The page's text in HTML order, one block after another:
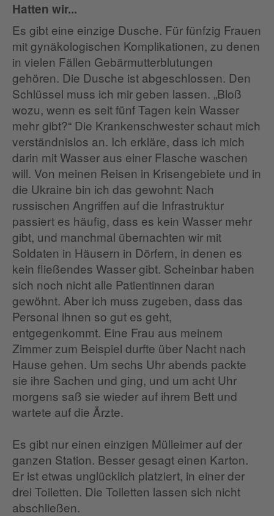
Hatten wir...
Es gibt eine einzige Dusche. Für fünfzig Frauen
mit gynäkologischen Komplikationen, zu denen
in vielen Fällen Gebärmutterblutungen
gehören. Die Dusche ist abgeschlossen. Den
Schlüssel muss ich mir geben lassen. „Bloß
wozu, wenn es seit fünf Tagen kein Wasser
mehr gibt?“ Die Krankenschwester schaut mich
verständnislos an. Ich erkläre, dass ich mich
darin mit Wasser aus einer Flasche waschen
will. Von meinen Reisen in Krisengebiete und in
die Ukraine bin ich das gewohnt: Nach
russischen Angriffen auf die Infrastruktur
passiert es häufig, dass es kein Wasser mehr
gibt, und manchmal übernachten wir mit
Soldaten in Häusern in Dörfern, in denen es
kein fließendes Wasser gibt. Scheinbar haben
sich noch nicht alle Patientinnen daran
gewöhnt. Aber ich muss zugeben, dass das
Personal ihnen so gut es geht,
entgegenkommt. Eine Frau aus meinem
Zimmer zum Beispiel durfte über Nacht nach
Hause gehen. Um sechs Uhr abends packte
sie ihre Sachen und ging, und um acht Uhr
morgens saß sie wieder auf ihrem Bett und
wartete auf die Ärzte.
Es gibt nur einen einzigen Mülleimer auf der
ganzen Station. Besser gesagt einen Karton.
Er ist etwas unglücklich platziert, in einer der
drei Toiletten. Die Toiletten lassen sich nicht
abschließen.